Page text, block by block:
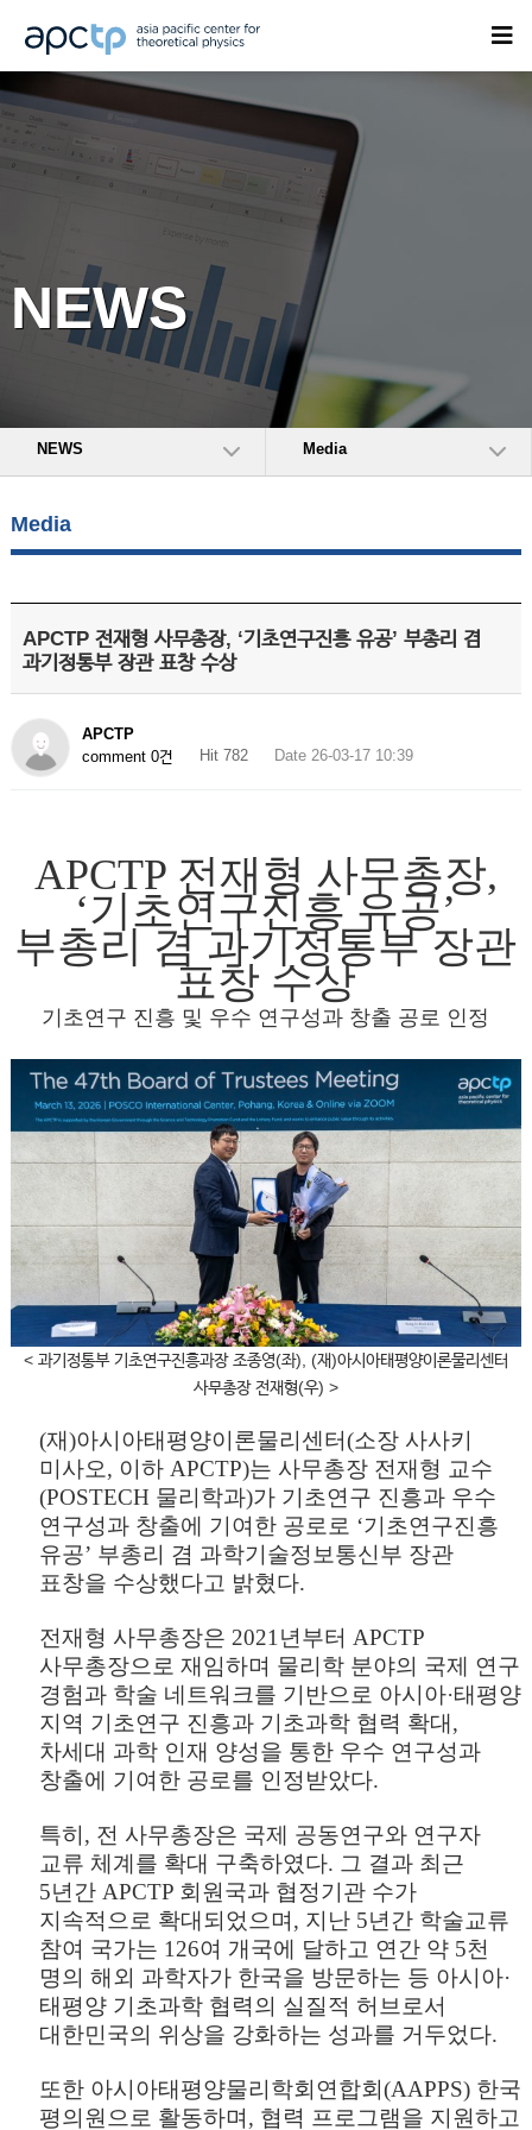
NEWS
NEWS Media
Media
APCTP 전재형 사무총장, ‘기초연구진흥 유공’ 부총리 겸
과기정통부 장관 표창 수상
APCTP
comment 0건
Hit 782 Date 26-03-17 10:39
APCTP 전재형 사무총장,
‘기초연구진흥 유공’
부총리 겸 과기정통부 장관
표창 수상
기초연구 진흥 및 우수 연구성과 창출 공로 인정
< 과기정통부 기초연구진흥과장 조종영(좌), (재)아시아태평양이론물리센터
사무총장 전재형(우) >
(재)아시아태평양이론물리센터(소장 사사키
미사오, 이하 APCTP)는 사무총장 전재형 교수
(POSTECH 물리학과)가 기초연구 진흥과 우수
연구성과 창출에 기여한 공로로 ‘기초연구진흥
유공’ 부총리 겸 과학기술정보통신부 장관
표창을 수상했다고 밝혔다.
전재형 사무총장은 2021년부터 APCTP
사무총장으로 재임하며 물리학 분야의 국제 연구
경험과 학술 네트워크를 기반으로 아시아·태평양
지역 기초연구 진흥과 기초과학 협력 확대 ,
차세대 과학 인재 양성을 통한 우수 연구성과
창출에 기여한 공로를 인정받았다.
특히 , 전 사무총장은 국제 공동연구와 연구자
교류 체계를 확대 구축하였다. 그 결과 최근
5년간 APCTP 회원국과 협정기관 수가
지속적으로 확대되었으며 , 지난 5년간 학술교류
참여 국가는 126여 개국에 달하고 연간 약 5천
명의 해외 과학자가 한국을 방문하는 등 아시아·
태평양 기초과학 협력의 실질적 허브로서
대한민국의 위상을 강화하는 성과를 거두었다.
또한 아시아태평양물리학회연합회 (AAPPS) 한국
평의원으로 활동하며 , 협력 프로그램을 지원하고